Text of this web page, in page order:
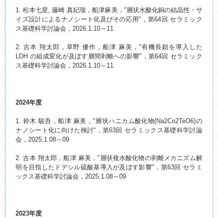
1. 松本七星, 藤崎 真妃瑠，船津麻美，"層状水酸化銅の結晶性・サ
イズ設計によるナノシート化及びその応用"，第64回 セラミック
ス基礎科学討論会，2026.1.10～11
2. 吉本 翔太郎，草野 優作，船津 麻美，"有機長鎖を導入した
LDH の組成変化が及ぼす層間剥離への影響"，第64回 セラミック
ス基礎科学討論会，2026.1.10～11
2024年度
1. 鈴木 駿吾，船津 麻美，"層状ハニカム酸化物(Na2Co2TeO6)の
ナノシート化に向けた検討"，第63回 セラミックス基礎科学討論
会，2025.1.08～09
2. 吉本 翔太郎，船津 麻美，"層状複水酸化物の剥離メカニズム解
明を目指したドデシル硫酸基導入が及ぼす影響"，第63回 セラミ
ックス基礎科学討論会，2025.1.08～09
2023年度